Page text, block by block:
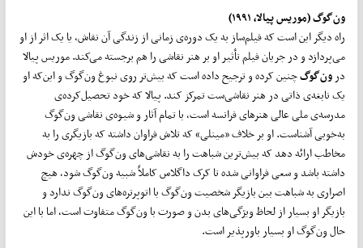
ونگوگ (موریس پیالا، ۱۹۹۱)
راه دیگر این است که فیلم‌ساز به یک دوره‌‌ی زمانی از زندگی آن نقاش، یا یک اثر از او
می‌پردازد و در جریان فیلم تأثیر او بر هنر نقاشی را هم برجسته می‌کند. موریس پیالا
در ون‌گوگچنین کرده و ترجیح داده است که بیش‌تر روی نبوغ ون‌گوگ و این‌که او
یک نابغه‌ی ذاتی در هنر نقاشی‌ست تمرکز کند. پیالا که خود تحصیل‌کرده‌ی
مدرسه‌ی ملی عالی هنرهای فرانسه است، با تمام آثار و شیوه‌ی نقاشی ون‌گوگ
به‌خوبی آشناست. او بر خلاف «مینلی» که تلاش فراوان داشته که بازیگری را به
مخاطب ارائه دهد که بیش‌ترین شباهت را به نقاشی‌های ون‌گوگ از چهره‌ی خودش
داشته باشد و سعی فراوانی شده تا کرک داگلاس کاملاً شبیه ون‌گوگ شود، هیچ
اصراری به شباهت بین بازیگر شخصیت ون‌گوگ با اتوپرتره‌های ون‌گوگ ندارد و
بازیگر او بسیار از لحاظ ویژگی‌های بدن و صورت با ون‌گوگ متفاوت است، اما با این
حال ون‌گوگ او بسیار باورپذیر است.